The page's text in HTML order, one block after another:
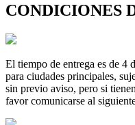
CONDICIONES
El tiempo de entrega es de 4
para ciudades principales,
sin previo aviso, pero si
favor comunicarse al